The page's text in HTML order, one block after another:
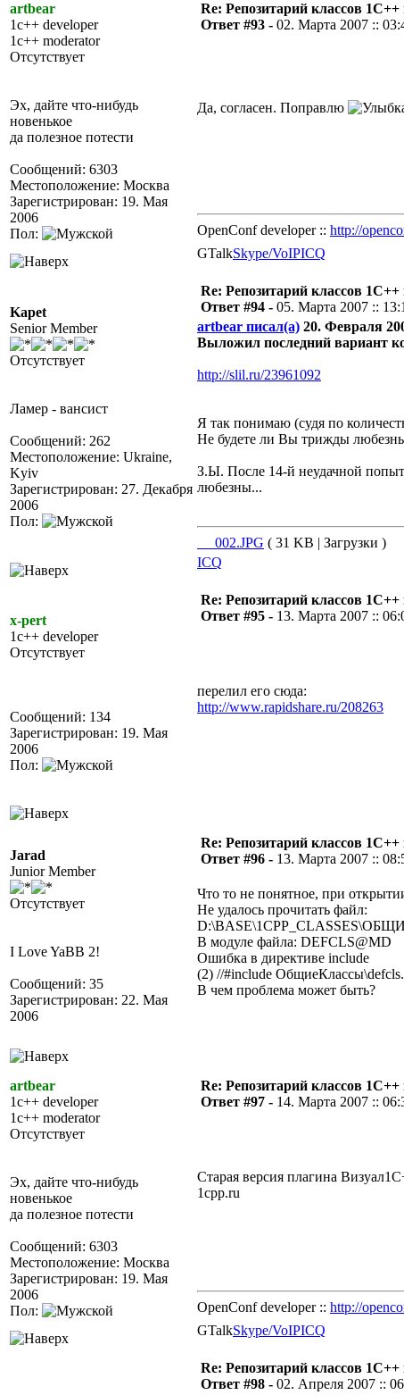
artbear
1c++ developer
1c++ moderator
Отсутствует
Эх, дайте что-нибудь
новенькое
да полезное потести
Сообщений: 6303
Местоположение: Москва
Зарегистрирован: 19. Мая
2006
Пол:
Re: Репозитарий классов
Ответ #93 - 02. Марта 2007 ::
Да, согласен. Поправлю
OpenConf developer :: http://
GTalkSkype/VoIPICQ
Kapet
Senior Member
Отсутствует
Ламер - вансист
Сообщений: 262
Местоположение: Ukraine,
Kyiv
Зарегистрирован: 27. Декабря
2006
Пол:
Re: Репозитарий классов
Ответ #94 - 05. Марта 2007 ::
artbear писал(а) 20. Февраля
Выложил последний вариант
http://slil.ru/23961092
Я так понимаю (судя по
Не будете ли Вы трижды
З.Ы. После 14-й неудачной
любезны...
__002.JPG ( 31 KB | Загрузки )
ICQ
x-pert
1c++ developer
Отсутствует
Сообщений: 134
Зарегистрирован: 19. Мая
2006
Пол:
Re: Репозитарий классов
Ответ #95 - 13. Марта 2007 ::
перелил его сюда:
http://www.rapidshare.ru/208263
Jarad
Junior Member
Отсутствует
I Love YaBB 2!
Сообщений: 35
Зарегистрирован: 22. Мая
2006
Re: Репозитарий классов
Ответ #96 - 13. Марта 2007 ::
Что то не понятное, при
Не удалось прочитать файл:
В модуле файла: DEFCLS@MD
Ошибка в директиве include
(2) //#include
В чем проблема может быть?
artbear
1c++ developer
1c++ moderator
Отсутствует
Эх, дайте что-нибудь
новенькое
да полезное потести
Сообщений: 6303
Местоположение: Москва
Зарегистрирован: 19. Мая
2006
Пол:
Re: Репозитарий классов
Ответ #97 - 14. Марта 2007 ::
Старая версия плагина
1cpp.ru
OpenConf developer :: http://
GTalkSkype/VoIPICQ
Re: Репозитарий классов
Ответ #98 - 02. Апреля 2007 ::